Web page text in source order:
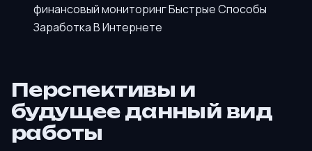
финансовый мониторинг Быстрые Способы
Заработка В Интернете
Перспективы и
будущее данный вид
работы